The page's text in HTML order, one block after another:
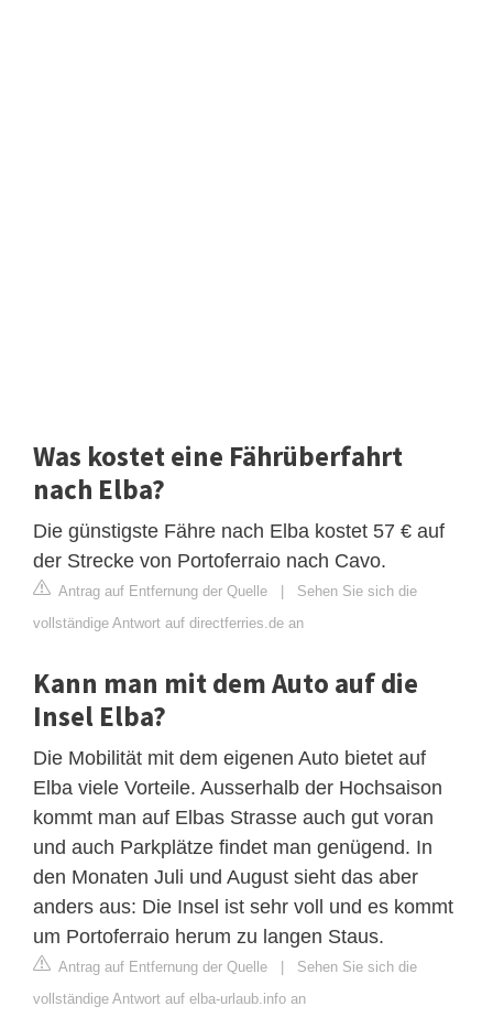
Was kostet eine Fährüberfahrt
nach Elba?
Die günstigste Fähre nach Elba kostet 57 € auf
der Strecke von Portoferraio nach Cavo.
Antrag auf Entfernung der Quelle | Sehen Sie sich die
vollständige Antwort auf directferries.de an
Kann man mit dem Auto auf die
Insel Elba?
Die Mobilität mit dem eigenen Auto bietet auf
Elba viele Vorteile. Ausserhalb der Hochsaison
kommt man auf Elbas Strasse auch gut voran
und auch Parkplätze findet man genügend. In
den Monaten Juli und August sieht das aber
anders aus: Die Insel ist sehr voll und es kommt
um Portoferraio herum zu langen Staus.
Antrag auf Entfernung der Quelle | Sehen Sie sich die
vollständige Antwort auf elba-urlaub.info an